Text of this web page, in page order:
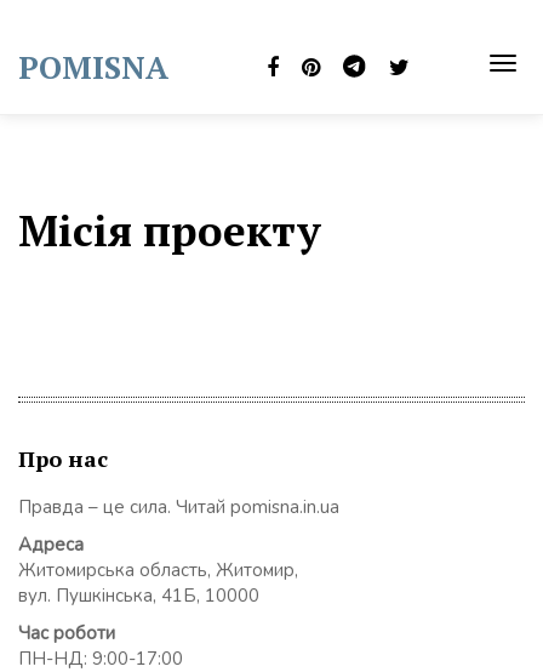
content
POMISNA
Місія проекту
Про нас
Правда – це сила. Читай pomisna.in.ua
Адреса
Житомирська область, Житомир,
вул. Пушкінська, 41Б, 10000
Час роботи
ПН-НД: 9:00-17:00